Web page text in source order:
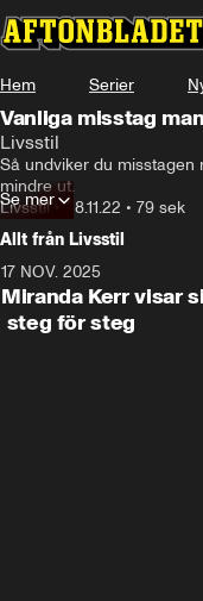
Nu Clara
Hem Serier
Vanliga misstag
Livsstil
Så undviker du
mindre ut.
Livsstil•28.11.22 • 79 sek
Se mer
Allt från Livsstil
17 NOV. 2025
Miranda Kerr visar
steg för steg